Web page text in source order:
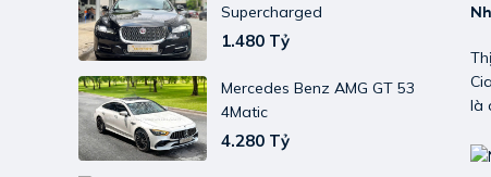
là
Supercharged
1.480 Tỷ
Mercedes Benz AMG GT 53
4Matic
4.280 Tỷ